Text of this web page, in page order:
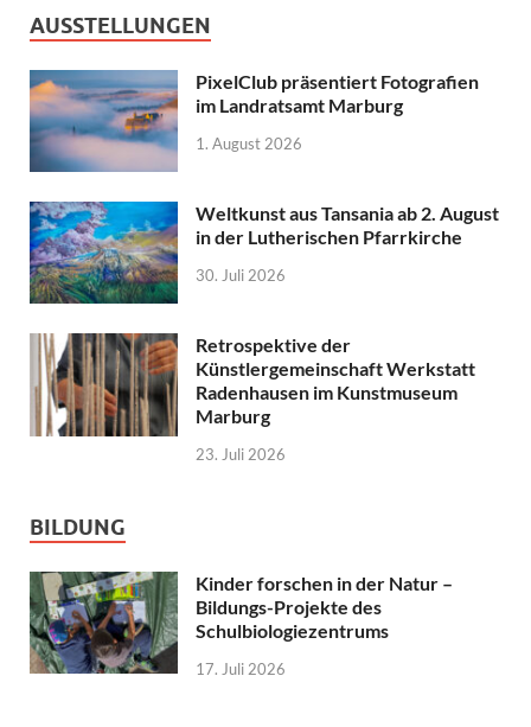
AUSSTELLUNGEN
PixelClub präsentiert Fotografien
im Landratsamt Marburg
1. August 2026
Weltkunst aus Tansania ab 2. August
in der Lutherischen Pfarrkirche
30. Juli 2026
Retrospektive der
Künstlergemeinschaft Werkstatt
Radenhausen im Kunstmuseum
Marburg
23. Juli 2026
BILDUNG
Kinder forschen in der Natur –
Bildungs-Projekte des
Schulbiologiezentrums
17. Juli 2026